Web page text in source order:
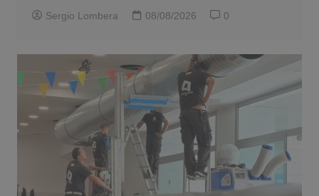
Sergio Lombera 08/08/2026 0